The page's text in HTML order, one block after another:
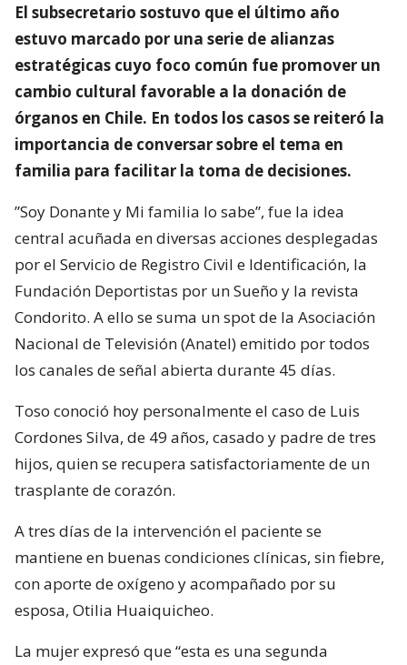
El subsecretario sostuvo que el último año
estuvo marcado por una serie de alianzas
estratégicas cuyo foco común fue promover un
cambio cultural favorable a la donación de
órganos en Chile. En todos los casos se reiteró la
importancia de conversar sobre el tema en
familia para facilitar la toma de decisiones.
”Soy Donante y Mi familia lo sabe”, fue la idea
central acuñada en diversas acciones desplegadas
por el Servicio de Registro Civil e Identificación, la
Fundación Deportistas por un Sueño y la revista
Condorito. A ello se suma un spot de la Asociación
Nacional de Televisión (Anatel) emitido por todos
los canales de señal abierta durante 45 días.
Toso conoció hoy personalmente el caso de Luis
Cordones Silva, de 49 años, casado y padre de tres
hijos, quien se recupera satisfactoriamente de un
trasplante de corazón.
A tres días de la intervención el paciente se
mantiene en buenas condiciones clínicas, sin fiebre,
con aporte de oxígeno y acompañado por su
esposa, Otilia Huaiquicheo.
La mujer expresó que “esta es una segunda